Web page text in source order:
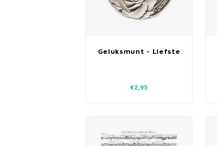
Geluksmunt - Liefste
€2,95